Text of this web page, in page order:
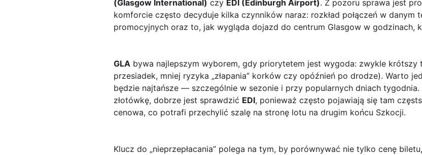
(Glasgow International) czy EDI (Edinburgh Airport). Z pozoru sprawa jest
komforcie często decyduje kilka czynników naraz: rozkład połączeń w
promocyjnych oraz to, jak wygląda dojazd do centrum Glasgow w godzinach,
GLA bywa najlepszym wyborem, gdy priorytetem jest wygoda: zwykle krótszy
przesiadek, mniej ryzyka „złapania” korków czy opóźnień po drodze). Warto
będzie najtańsze — szczególnie w sezonie i przy popularnych dniach
złotówkę, dobrze jest sprawdzić EDI, ponieważ często pojawiają się tam
cenowa, co potrafi przechylić szalę na stronę lotu na drugim końcu Szkocji.
Klucz do „nieprzepłacania” polega na tym, by porównywać nie tylko cenę